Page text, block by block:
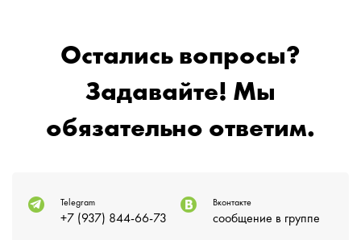
Остались вопросы?
Задавайте! Мы
обязательно ответим.
Telegram
+7 (937) 844-66-73
Вконтакте
сообщение в группе